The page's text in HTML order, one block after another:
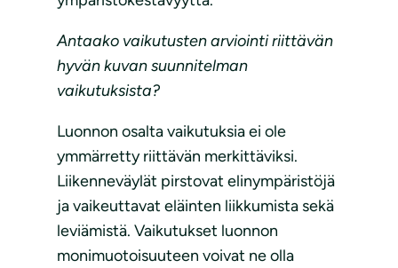
Antaako vaikutusten arviointi riittävän
hyvän kuvan suunnitelman
vaikutuksista?
Luonnon osalta vaikutuksia ei ole
ymmärretty riittävän merkittäviksi.
Liikenneväylät pirstovat elinympäristöjä
ja vaikeuttavat eläinten liikkumista sekä
leviämistä. Vaikutukset luonnon
monimuotoisuuteen voivat ne olla